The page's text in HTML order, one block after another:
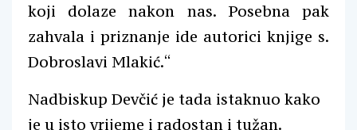
koji dolaze nakon nas. Posebna pak
zahvala i priznanje ide autorici knjige s.
Dobroslavi Mlakić.“
Nadbiskup Devčić je tada istaknuo kako
je u isto vrijeme i radostan i tužan.